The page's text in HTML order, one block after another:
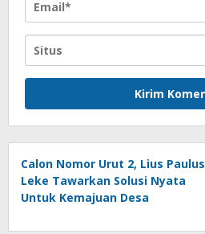
Calon Nomor Urut 2, Lius Paulus
Leke Tawarkan Solusi Nyata
Untuk Kemajuan Desa